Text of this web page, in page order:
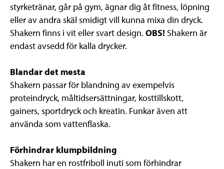
styrketränar, går på gym, ägnar dig åt fitness, löpning
eller av andra skäl smidigt vill kunna mixa din dryck.
Shakern finns i vit eller svart design. OBS! Shakern är
endast avsedd för kalla drycker.
Blandar det mesta
Shakern passar för blandning av exempelvis
proteindryck, måltidsersättningar, kosttillskott,
gainers, sportdryck och kreatin. Funkar även att
använda som vattenflaska.
Förhindrar klumpbildning
Shakern har en rostfriboll inuti som förhindrar